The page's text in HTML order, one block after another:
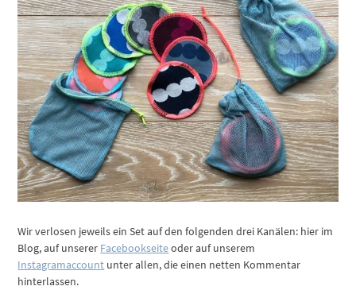
Wir verlosen jeweils ein Set auf den folgenden drei Kanälen: hier im
Blog, auf unserer Facebookseiteoder auf unserem
Instagramaccount unter allen, die einen netten Kommentar
hinterlassen.